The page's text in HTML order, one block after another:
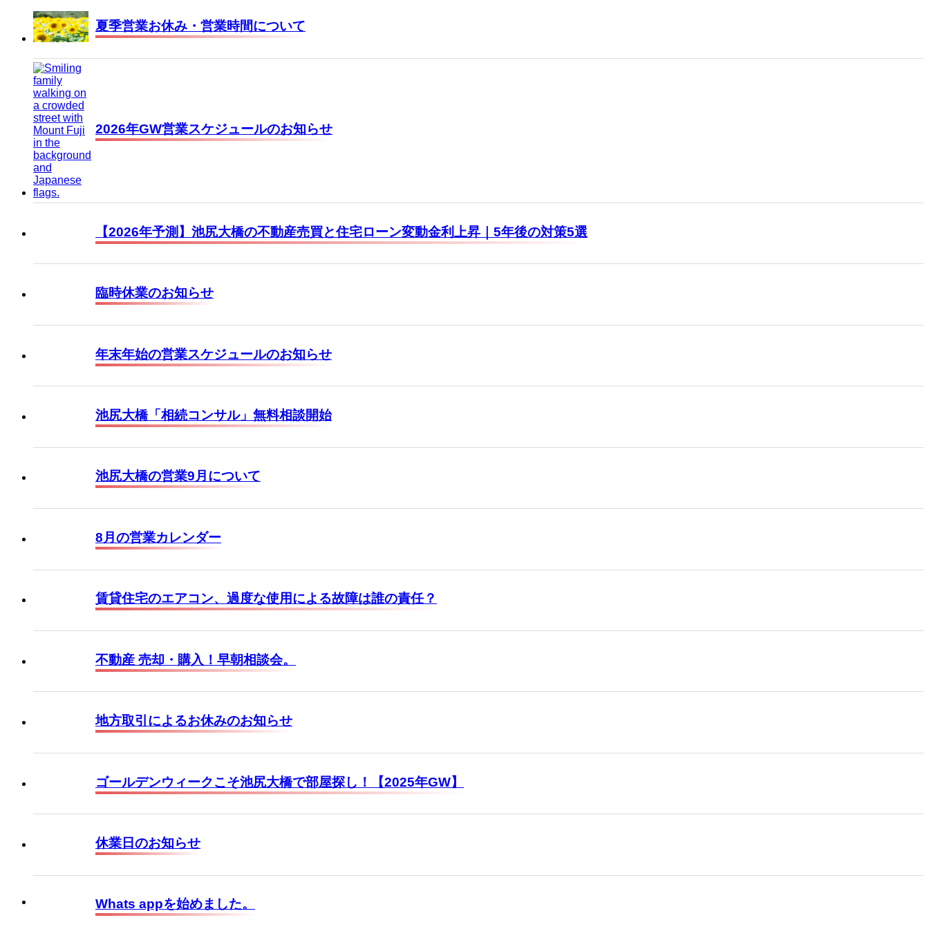
夏季営業お休み・営業時間について
2026年GW営業スケジュールのお知らせ
【2026年予測】池尻大橋の不動産売買と住宅ローン変動金利上昇｜5年後の対策5選
臨時休業のお知らせ
年末年始の営業スケジュールのお知らせ
池尻大橋「相続コンサル」無料相談開始
池尻大橋の営業9月について
8月の営業カレンダー
賃貸住宅のエアコン、過度な使用による故障は誰の責任？
不動産 売却・購入！早朝相談会。
地方取引によるお休みのお知らせ
ゴールデンウィークこそ池尻大橋で部屋探し！【2025年GW】
休業日のお知らせ
Whats appを始めました。